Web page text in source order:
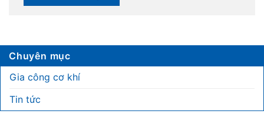
Chuyên mục
Gia công cơ khí
Tin tức